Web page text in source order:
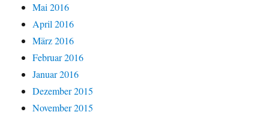
Mai 2016
April 2016
März 2016
Februar 2016
Januar 2016
Dezember 2015
November 2015